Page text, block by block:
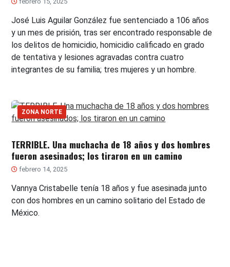
José Luis Aguilar González fue sentenciado a 106 años
y un mes de prisión, tras ser encontrado responsable de
los delitos de homicidio, homicidio calificado en grado
de tentativa y lesiones agravadas contra cuatro
integrantes de su familia; tres mujeres y un hombre.
ZONA NORTE
TERRIBLE. Una muchacha de 18 años y dos hombres
fueron asesinados; los tiraron en un camino
febrero 14, 2025
Vannya Cristabelle tenía 18 años y fue asesinada junto
con dos hombres en un camino solitario del Estado de
México.